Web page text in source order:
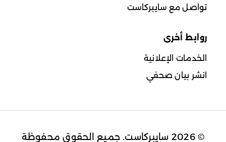
تواصل مع سايبركاست
روابط أخرى
الخدمات الإعلانية
انشر بيان صحفي
© 2026 سايبركاست. جميع الحقوق محفوظة